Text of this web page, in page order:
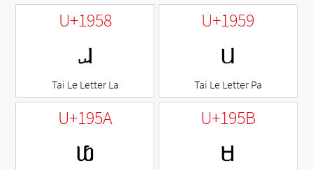
U+1958
ᥘ
Tai Le Letter La
U+1959
ᥙ
Tai Le Letter Pa
U+195A
ᥚ
U+195B
ᥛ